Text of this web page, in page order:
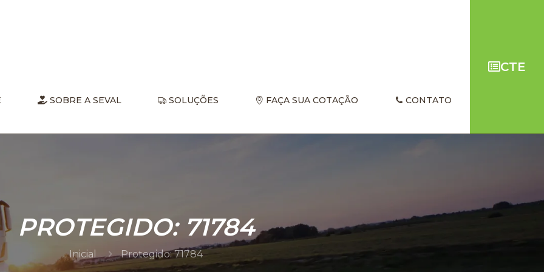
SOBRE A SEVAL SOLUÇÕES FAÇA SUA COTAÇÃO CONTATO
CTE
PROTEGIDO: 71784
Inicial Protegido: 71784